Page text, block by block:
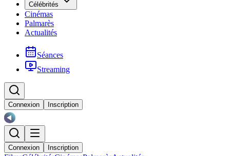
Célébrités
Cinémas
Palmarès
Actualités
Séances
Streaming
Connexion Inscription
Connexion Inscription